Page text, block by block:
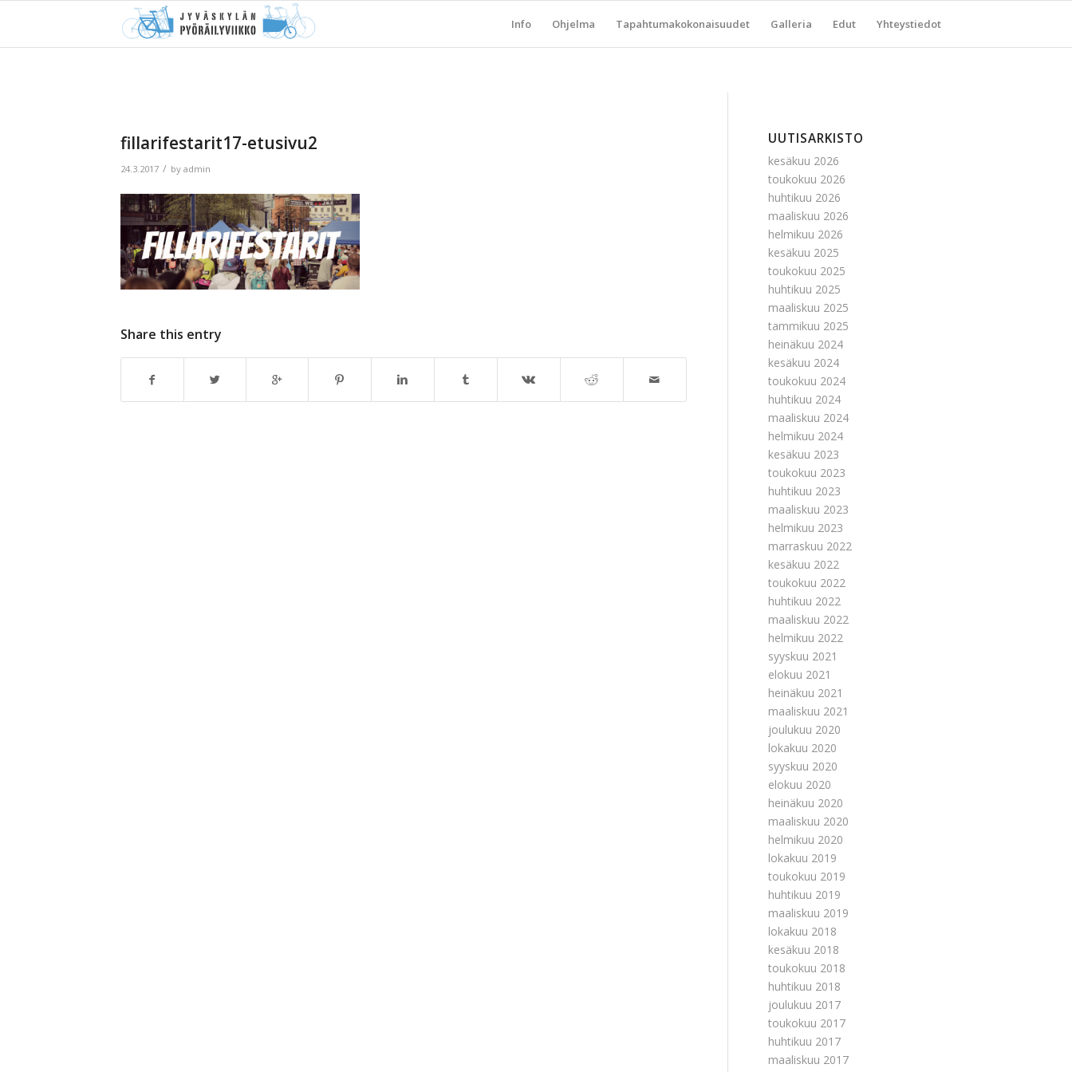
Info Ohjelma Tapahtumakokonaisuudet Galleria Edut Yhteystiedot
fillarifestarit17-etusivu2
24.3.2017 / by admin
Share this entry
UUTISARKISTO
kesäkuu 2026
toukokuu 2026
huhtikuu 2026
maaliskuu 2026
helmikuu 2026
kesäkuu 2025
toukokuu 2025
huhtikuu 2025
maaliskuu 2025
tammikuu 2025
heinäkuu 2024
kesäkuu 2024
toukokuu 2024
huhtikuu 2024
maaliskuu 2024
helmikuu 2024
kesäkuu 2023
toukokuu 2023
huhtikuu 2023
maaliskuu 2023
helmikuu 2023
marraskuu 2022
kesäkuu 2022
toukokuu 2022
huhtikuu 2022
maaliskuu 2022
helmikuu 2022
syyskuu 2021
elokuu 2021
heinäkuu 2021
maaliskuu 2021
joulukuu 2020
lokakuu 2020
syyskuu 2020
elokuu 2020
heinäkuu 2020
maaliskuu 2020
helmikuu 2020
lokakuu 2019
toukokuu 2019
huhtikuu 2019
maaliskuu 2019
lokakuu 2018
kesäkuu 2018
toukokuu 2018
huhtikuu 2018
joulukuu 2017
toukokuu 2017
huhtikuu 2017
maaliskuu 2017